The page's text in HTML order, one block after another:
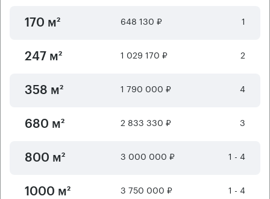
170 м² 648 130 ₽ 1
247 м² 1 029 170 ₽ 2
358 м² 1 790 000 ₽ 4
680 м² 2 833 330 ₽ 3
800 м² 3 000 000 ₽ 1 - 4
1000 м² 3 750 000 ₽ 1 - 4